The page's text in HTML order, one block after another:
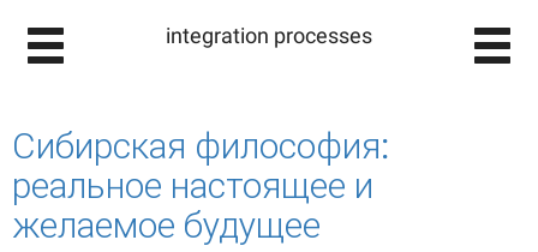
integration processes
Сибирская философия:
реальное настоящее и
желаемое будущее